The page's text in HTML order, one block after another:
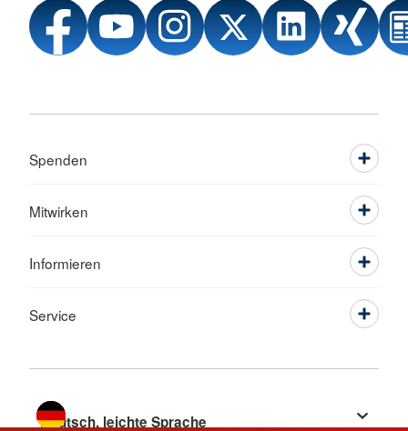
Spenden
Mitwirken
Informieren
Service
Sprache wechseln zu